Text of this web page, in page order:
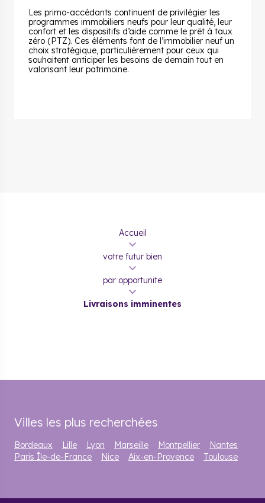
Les primo-accédants continuent de privilégier les
programmes immobiliers neufs pour leur qualité, leur
confort et les dispositifs d’aide comme le prêt à taux
zéro (PTZ). Ces éléments font de l’immobilier neuf un
choix stratégique, particulièrement pour ceux qui
souhaitent anticiper les besoins de demain tout en
valorisant leur patrimoine.
Accueil
votre futur bien
par opportunite
Livraisons imminentes
Villes les plus recherchées
Bordeaux Lille Lyon Marseille Montpellier
Nantes
Paris Île-de-France
Nice Aix-en-Provence Toulouse